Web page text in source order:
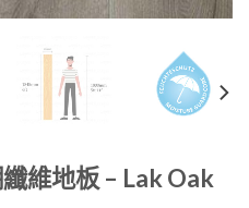
維地板 – Lak Oak